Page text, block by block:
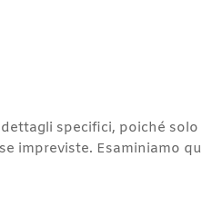
specifici, poiché solo
impreviste. Esaminiamo